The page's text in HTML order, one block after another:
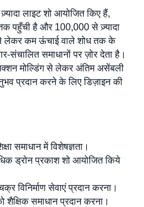
लाइट शो आयोजित किए हैं,
पहुँची है और 100,000 से ज़्यादा
लेकर कम ऊंचाई वाले शोध तक के
संचालित समाधानों पर ज़ोर देता है।
मोल्डिंग से लेकर अंतिम असेंबली
प्रदान करने के लिए डिज़ाइन की
समाधान में विशेषज्ञता।
ड्रोन प्रकाश शो आयोजित किये
विनिर्माण सेवाएं प्रदान करना।
समाधान प्रदान करना।